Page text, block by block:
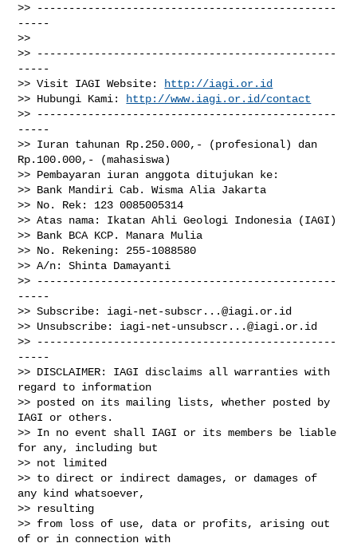
>> -----------------------------------------------
-----
>>
>> -----------------------------------------------
-----
>> Visit IAGI Website:
http://iagi.or.id
>> Hubungi Kami:
http://www.iagi.or.id/contact
>> -----------------------------------------------
-----
>> Iuran tahunan Rp.250.000,- (profesional) dan
Rp.100.000,- (mahasiswa)
>> Pembayaran iuran anggota ditujukan ke:
>> Bank Mandiri Cab. Wisma Alia Jakarta
>> No. Rek: 123 0085005314
>> Atas nama: Ikatan Ahli Geologi Indonesia (IAGI)
>> Bank BCA KCP. Manara Mulia
>> No. Rekening: 255-1088580
>> A/n: Shinta Damayanti
>> -----------------------------------------------
-----
>> Subscribe: iagi-net-subscr...@iagi.or.id
>> Unsubscribe: iagi-net-unsubscr...@iagi.or.id
>> -----------------------------------------------
-----
>> DISCLAIMER: IAGI disclaims all warranties with
regard to information
>> posted on its mailing lists, whether posted by
IAGI or others.
>> In no event shall IAGI or its members be liable
for any, including but
>> not limited
>> to direct or indirect damages, or damages of
any kind whatsoever,
>> resulting
>> from loss of use, data or profits, arising out
of or in connection with